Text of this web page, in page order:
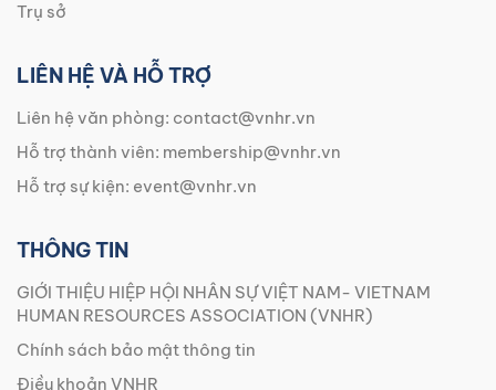
Trụ sở
LIÊN HỆ VÀ HỖ TRỢ
Liên hệ văn phòng: contact@vnhr.vn
Hỗ trợ thành viên: membership@vnhr.vn
Hỗ trợ sự kiện: event@vnhr.vn
THÔNG TIN
GIỚI THIỆU HIỆP HỘI NHÂN SỰ VIỆT NAM- VIETNAM
HUMAN RESOURCES ASSOCIATION (VNHR)
Chính sách bảo mật thông tin
Điều khoản VNHR